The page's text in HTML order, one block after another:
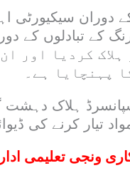
کے دوران
کے تبادلوں کے
گردوں کو ہلاک
پہنچایا ہے۔
ہلاک دہشت
تیار کرنے کی
ونجی تعلیمی